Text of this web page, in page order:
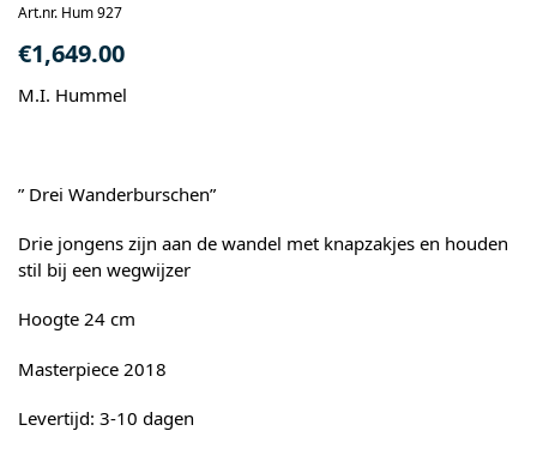
Art.nr. Hum 927
€1,649.00
M.I. Hummel
” Drei Wanderburschen”
Drie jongens zijn aan de wandel met knapzakjes en houden
stil bij een wegwijzer
Hoogte 24 cm
Masterpiece 2018
Levertijd: 3-10 dagen